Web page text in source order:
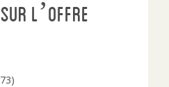
l’offre